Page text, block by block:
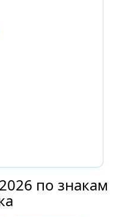
по знакам